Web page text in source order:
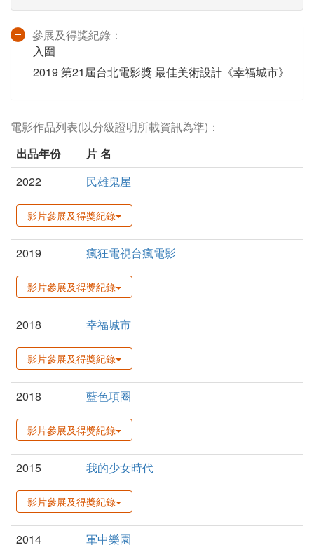
參展及得獎紀錄：
入圍
2019 第21屆台北電影獎 最佳美術設計《幸福城市》
電影作品列表(以分級證明所載資訊為準)：
出品年份
片 名
2022
民雄鬼屋
影片參展及得獎紀錄
2019 瘋狂電視台瘋電影
影片參展及得獎紀錄
2018 幸福城市
影片參展及得獎紀錄
2018 藍色項圈
影片參展及得獎紀錄
2015 我的少女時代
影片參展及得獎紀錄
2014 軍中樂園